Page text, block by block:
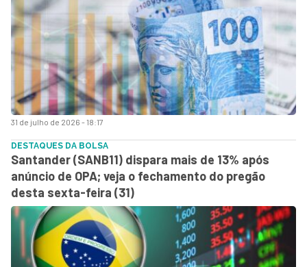
31 de julho de 2026 - 18:17
DESTAQUES DA BOLSA
Santander (SANB11) dispara mais de 13% após
anúncio de OPA; veja o fechamento do pregão
desta sexta-feira (31)